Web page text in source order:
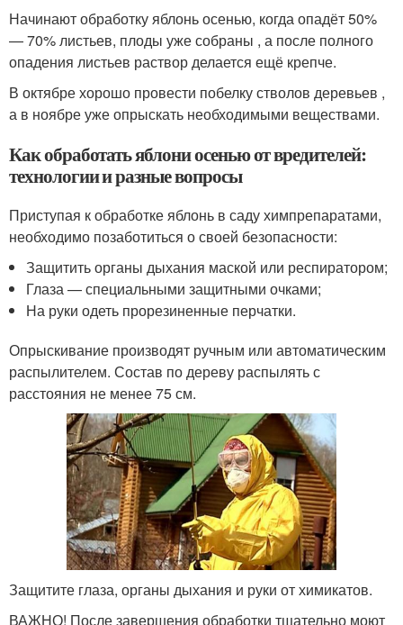
Начинают обработку яблонь осенью, когда опадёт 50%
— 70% листьев, плоды уже собраны , а после полного
опадения листьев раствор делается ещё крепче.
В октябре хорошо провести побелку стволов деревьев ,
а в ноябре уже опрыскать необходимыми веществами.
Как обработать яблони осенью от вредителей:
технологии и разные вопросы
Приступая к обработке яблонь в саду химпрепаратами,
необходимо позаботиться о своей безопасности:
Защитить органы дыхания маской или респиратором;
Глаза — специальными защитными очками;
На руки одеть прорезиненные перчатки.
Опрыскивание производят ручным или автоматическим
распылителем. Состав по дереву распылять с
расстояния не менее 75 см.
Защитите глаза, органы дыхания и руки от химикатов.
ВАЖНО! После завершения обработки тщательно моют